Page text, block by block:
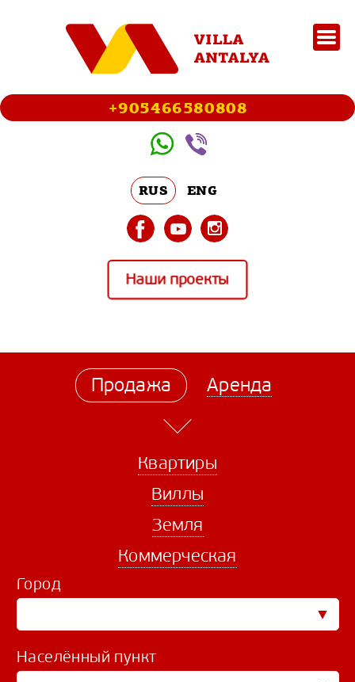
+905466580808
Наши проекты
RUS ENG
Квартиры
Виллы
Земля
Коммерческая
Продажа Аренда
Город
Населённый пункт